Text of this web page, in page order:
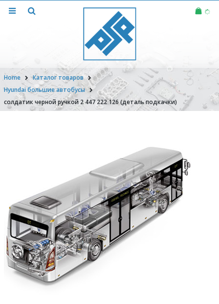
Home
Каталог товаров
Hyundai большие автобусы
солдатик черной ручкой 2 447 222 126 (деталь подкачки)